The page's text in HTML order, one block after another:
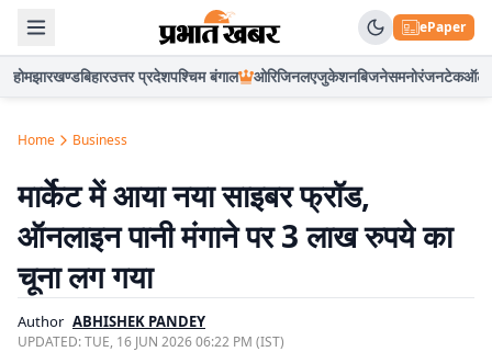
ePaper
होमझारखण्डबिहारउत्तर प्रदेशपश्चिम बंगाल ओरिजिनलएजुकेशनबिजनेसमनोरंजनटेकऑटो
Home Business
मार्केट में आया नया साइबर फ्रॉड,
ऑनलाइन पानी मंगाने पर 3 लाख रुपये का
चूना लग गया
Author ABHISHEK PANDEY
UPDATED:TUE, 16 JUN 2026 06:22 PM (IST)